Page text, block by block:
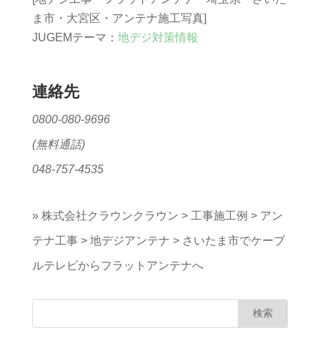
ま市・大宮区・アンテナ施工写真]
JUGEMテーマ： 地デジ対策情報
連絡先
0800-080-9696
(無料通話)
048-757-4535
» 株式会社クラウンクラウン > 工事施工例 > アン
テナ工事> 地デジアンテナ > さいたま市でケーブ
ルテレビからフラットアンテナへ